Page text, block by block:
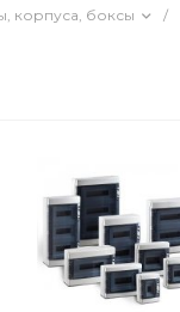
корпуса, боксы /